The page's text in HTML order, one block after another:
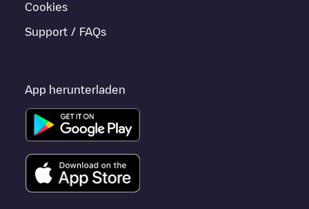
Cookies
Support / FAQs
App herunterladen